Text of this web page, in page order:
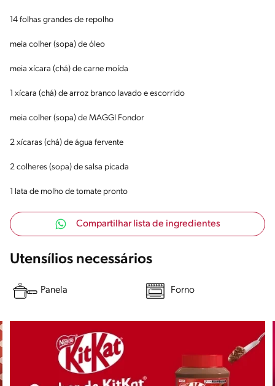
14 folhas grandes de repolho
meia colher (sopa) de óleo
meia xícara (chá) de carne moída
1 xícara (chá) de arroz branco lavado e escorrido
meia colher (sopa) de MAGGI Fondor
2 xícaras (chá) de água fervente
2 colheres (sopa) de salsa picada
1 lata de molho de tomate pronto
Compartilhar lista de ingredientes
Utensílios necessários
Panela Forno